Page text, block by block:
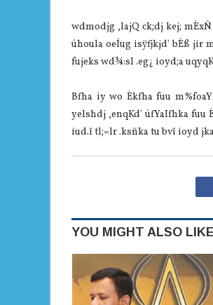
wdmodjg ,lajQ ck;dj kej;
úhoula oeÍug isÿfjkjd' bÈß jir
fujeks wd¾:sl .eg¿ ioyd;a
Bfha iy wo Èkfha fuu
yelshdj ,enqKd' úfYaIfhka fuu
iud.ï tl;=lr .ksñka tu bvï ioyd
YOU MIGHT ALSO LIKE